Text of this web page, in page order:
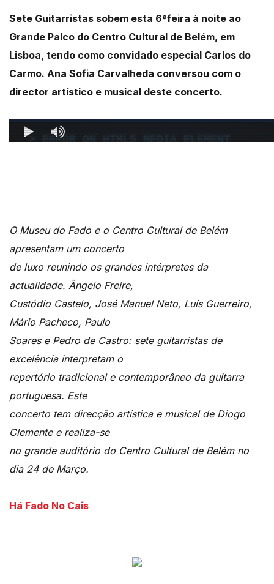
Sete Guitarristas sobem esta 6ªfeira à noite ao
Grande Palco do Centro Cultural de Belém, em
Lisboa, tendo como convidado especial Carlos do
Carmo. Ana Sofia Carvalheda conversou com o
director artístico e musical deste concerto.
O Museu do Fado e o Centro Cultural de Belém
apresentam um concerto
de luxo reunindo os grandes intérpretes da
actualidade. Ângelo Freire,
Custódio Castelo, José Manuel Neto, Luís Guerreiro,
Mário Pacheco, Paulo
Soares e Pedro de Castro: sete guitarristas de
excelência interpretam o
repertório tradicional e contemporâneo da guitarra
portuguesa. Este
concerto tem direcção artística e musical de Diogo
Clemente e realiza-se
no grande auditório do Centro Cultural de Belém no
dia 24 de Março.
Há Fado No Cais